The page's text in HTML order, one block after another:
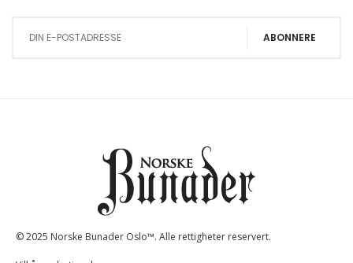
ABONNERE
© 2025 Norske Bunader Oslo™. Alle rettigheter reservert.